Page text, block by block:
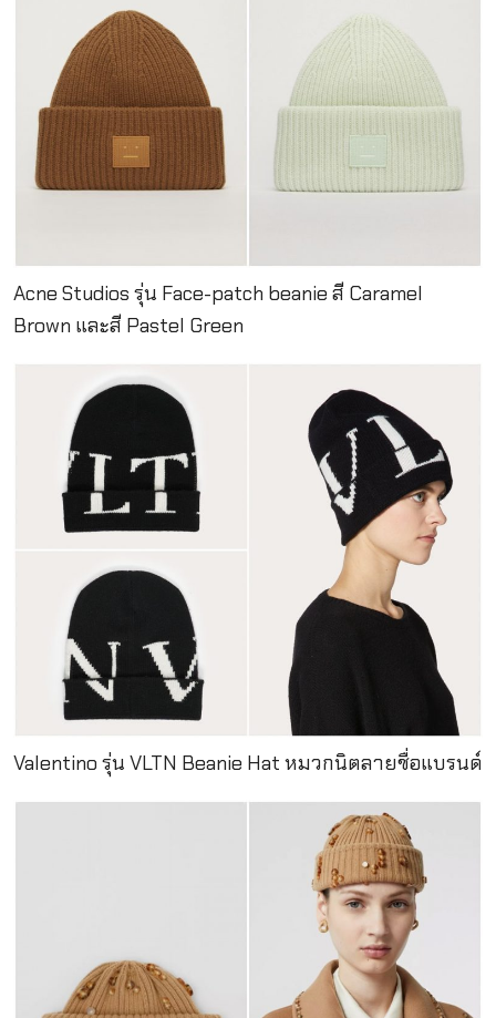
Acne Studios รุ่น Face-patch beanie สี Caramel
Brown และสี Pastel Green
Valentino รุ่น VLTN Beanie Hat หมวกนิตลายชื่อแบรนด์